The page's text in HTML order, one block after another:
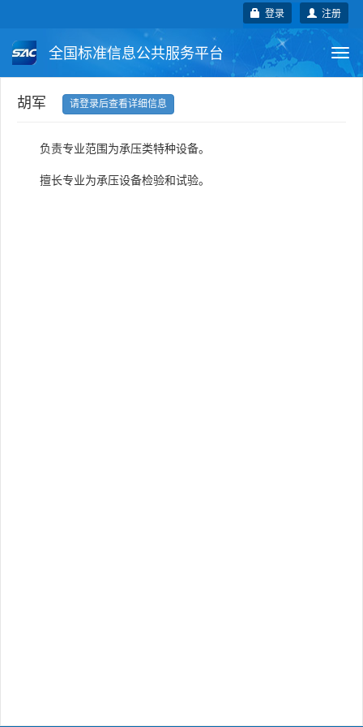
注册
登录
全国标准信息公共服务平台
国家标准 行业标准
国外标准 技术委员会
胡军 请登录后查看详细信息
负责专业范围为承压类特种设备。
擅长专业为承压设备检验和试验。